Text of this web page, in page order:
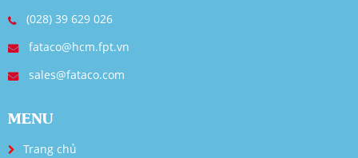
(028) 39 629 026
fataco@hcm.fpt.vn
sales@fataco.com
MENU
Trang chủ